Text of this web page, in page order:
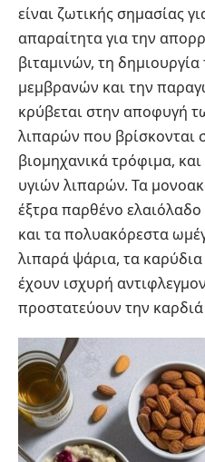
είναι ζωτικής σημασίας
απαραίτητα για την
βιταμινών, τη
μεμβρανών και την
κρύβεται στην αποφυγή
λιπαρών που βρίσκονται
βιομηχανικά τρόφιμα,
υγιών λιπαρών. Τα
έξτρα παρθένο
και τα πολυακόρεστα
λιπαρά ψάρια, τα
έχουν ισχυρή
προστατεύουν την